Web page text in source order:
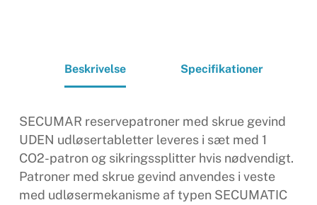
Beskrivelse Specifikationer
SECUMAR reservepatroner med skrue gevind
UDEN udløsertabletter leveres i sæt med 1
CO2-patron og sikringssplitter hvis nødvendigt.
Patroner med skrue gevind anvendes i veste
med udløsermekanisme af typen SECUMATIC